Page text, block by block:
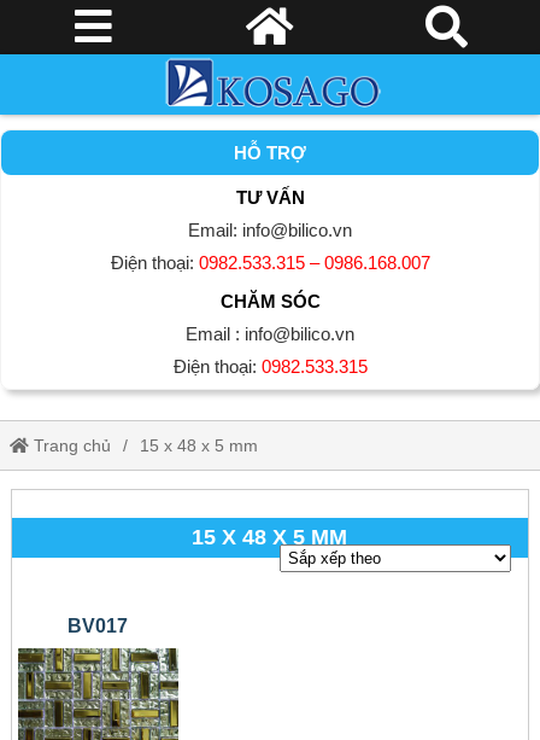
HỖ TRỢ
TƯ VẤN
Email: info@bilico.vn
Điện thoại: 0982.533.315 – 0986.168.007
CHĂM SÓC
Email : info@bilico.vn
Điện thoại: 0982.533.315
Trang chủ 15 x 48 x 5 mm
15 X 48 X 5 MM
BV017